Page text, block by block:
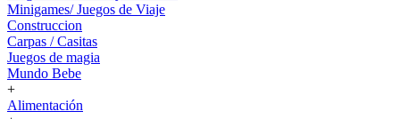
Minigames/ Juegos de Viaje
Construccion
Carpas / Casitas
Juegos de magia
Mundo Bebe
+
Alimentación